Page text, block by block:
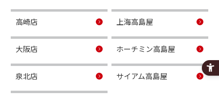
高崎店
大阪店
泉北店
上海高島屋
ホーチミン高島屋
サイアム高島屋